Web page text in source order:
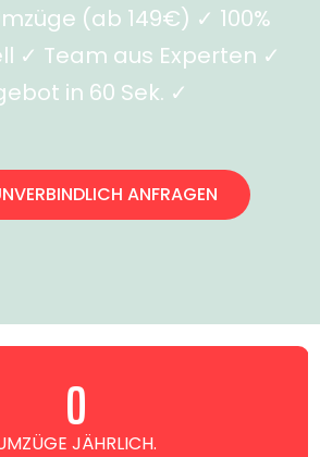
(ab 149€) ✓ 100%
✓ Team aus Experten ✓
in 60 Sek. ✓
ANFRAGEN
JÄHRLICH.
0